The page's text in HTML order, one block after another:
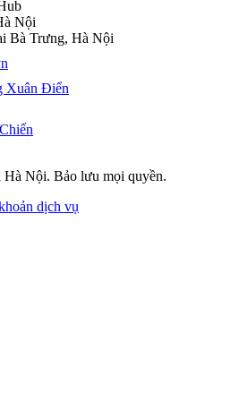
Nội
Bà Trưng, Hà Nội
Xuân Điển
Nội. Bảo lưu mọi quyền.
dịch vụ